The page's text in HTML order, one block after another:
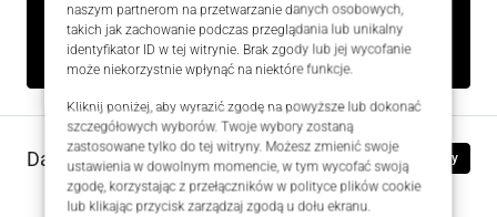
naszym partnerom na przetwarzanie danych osobowych,
takich jak zachowanie podczas przeglądania lub unikalny
identyfikator ID w tej witrynie. Brak zgody lub jej wycofanie
może niekorzystnie wpłynąć na niektóre funkcje.
Kliknij poniżej, aby wyrazić zgodę na powyższe lub dokonać
szczegółowych wyborów. Twoje wybory zostaną
zastosowane tylko do tej witryny. Możesz zmienić swoje
ustawienia w dowolnym momencie, w tym wycofać swoją
zgodę, korzystając z przełączników w polityce plików cookie
lub klikając przycisk zarządzaj zgodą u dołu ekranu.
Rodzaj Na sprzedaż
Dane kontaktowe Zobacz oferty